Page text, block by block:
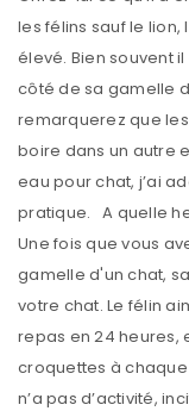
les félins sauf le
élevé. Bien souvent
côté de sa gamelle
remarquerez que
boire dans un autre
eau pour chat, j’ai
pratique. A quelle
Une fois que vous
gamelle d'un chat,
votre chat. Le félin
repas en 24 heures,
croquettes à
n’a pas d’activité,